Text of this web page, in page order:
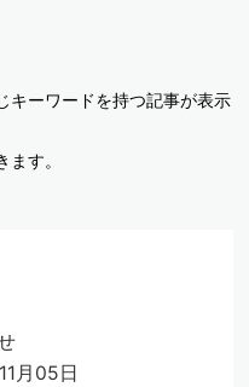
キーワードを持つ記事が表示
す。
月05日